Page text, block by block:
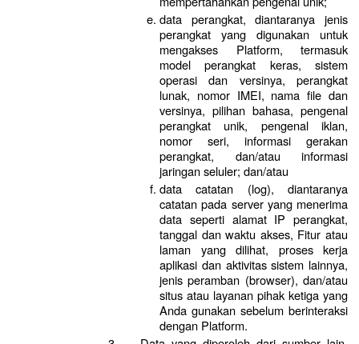
data perangkat, diantaranya jenis
perangkat yang digunakan untuk
mengakses Platform, termasuk
model perangkat keras, sistem
operasi dan versinya, perangkat
lunak, nomor IMEI, nama file dan
versinya, pilihan bahasa, pengenal
perangkat unik, pengenal iklan,
nomor seri, informasi gerakan
perangkat, dan/atau informasi
jaringan seluler; dan/atau
data catatan (log), diantaranya
catatan pada server yang menerima
data seperti alamat IP perangkat,
tanggal dan waktu akses, Fitur atau
laman yang dilihat, proses kerja
aplikasi dan aktivitas sistem lainnya,
jenis peramban (browser), dan/atau
situs atau layanan pihak ketiga yang
Anda gunakan sebelum berinteraksi
dengan Platform.